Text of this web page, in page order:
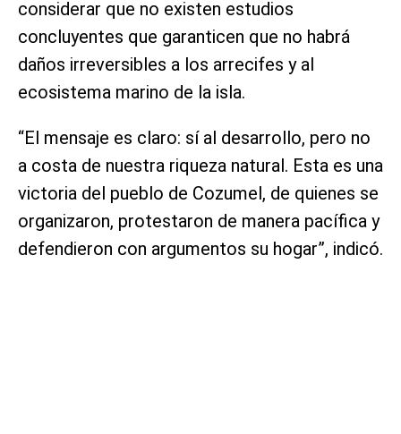
considerar que no existen estudios
concluyentes que garanticen que no habrá
daños irreversibles a los arrecifes y al
ecosistema marino de la isla.
“El mensaje es claro: sí al desarrollo, pero no
a costa de nuestra riqueza natural. Esta es una
victoria del pueblo de Cozumel, de quienes se
organizaron, protestaron de manera pacífica y
defendieron con argumentos su hogar”, indicó.